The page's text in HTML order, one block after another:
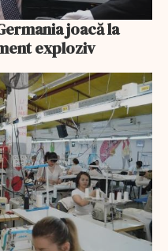
joacă la
exploziv